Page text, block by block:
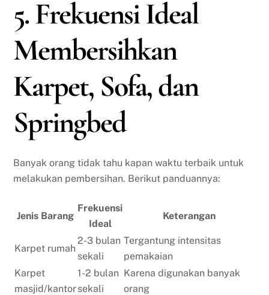
5. Frekuensi Ideal
Membersihkan
Karpet, Sofa, dan
Springbed
Banyak orang tidak tahu kapan waktu terbaik untuk
melakukan pembersihan. Berikut panduannya:
Jenis Barang
Frekuensi
Ideal
Keterangan
Karpet rumah
2-3 bulan
sekali
Tergantung intensitas
pemakaian
Karpet
masjid/kantor
1-2 bulan
sekali
Karena digunakan banyak
orang